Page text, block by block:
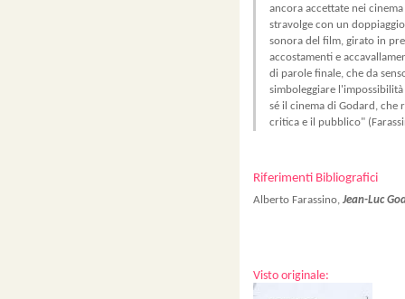
ancora accettate nei
stravolge con un
sonora del film, girato in
accostamenti e
di parole finale, che da
simboleggiare
sé il cinema di Godard, che
critica e il pubblico"
Riferimenti Bibliografici
Alberto Farassino, Jean-Luc
Visto originale: